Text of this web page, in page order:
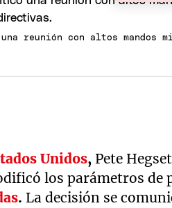
una reunión con altos mandos
Unidos, Pete
los parámetros de
. La decisión se